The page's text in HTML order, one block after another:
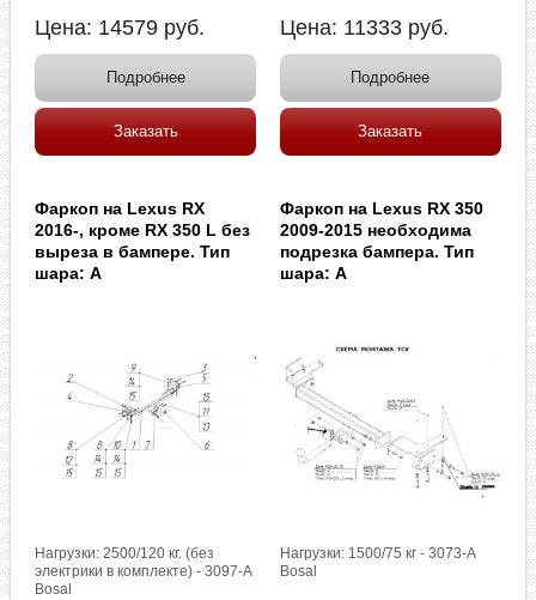
Цена: 14579 руб.
Подробнее
Заказать
Цена: 11333 руб.
Подробнее
Заказать
Фаркоп на Lexus RX
2016-, кроме RX 350 L без
выреза в бампере. Тип
шара: A
Нагрузки: 2500/120 кг. (без
электрики в комплекте) - 3097-A
Bosal
Фаркоп на Lexus RX 350
2009-2015 необходима
подрезка бампера. Тип
шара: A
Нагрузки: 1500/75 кг - 3073-A
Bosal